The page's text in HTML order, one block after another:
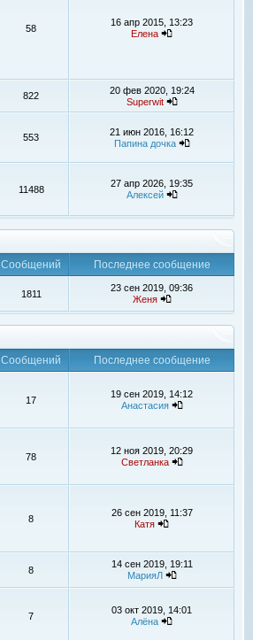
58
16 апр 2015, 13:23
Елена
822
20 фев 2020, 19:24
Superwit
553
21 июн 2016, 16:12
Папина дочка
11488
27 апр 2026, 19:35
Алексей
Сообщений
Последнее сообщение
1811
23 сен 2019, 09:36
Женя
Сообщений
Последнее сообщение
17
19 сен 2019, 14:12
Анастасия
78
12 ноя 2019, 20:29
Светланка
8
26 сен 2019, 11:37
Катя
8
14 сен 2019, 19:11
МарияЛ
7
03 окт 2019, 14:01
Алёна